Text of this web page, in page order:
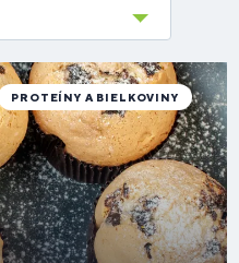
PROTEÍNY A BIELKOVINY